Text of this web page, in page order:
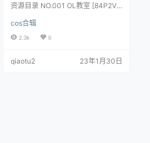
资源目录 NO.001 OL教室 [84P2V-
cos合辑
2.3k 0
qiaotu2 23年1月30日